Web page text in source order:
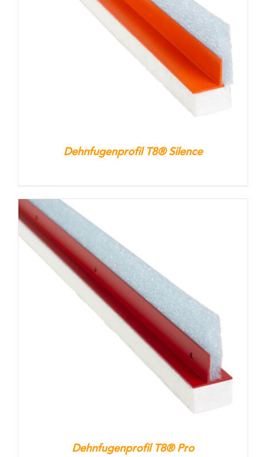
Kontakt
Warenkorb
Dehnfugenprofil T8® Silence
Dehnfugenprofil T8® Pro